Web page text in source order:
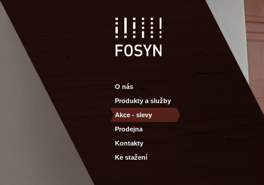
O nás
Produkty a služby
Akce - slevy
Prodejna
Kontakty
Ke stažení